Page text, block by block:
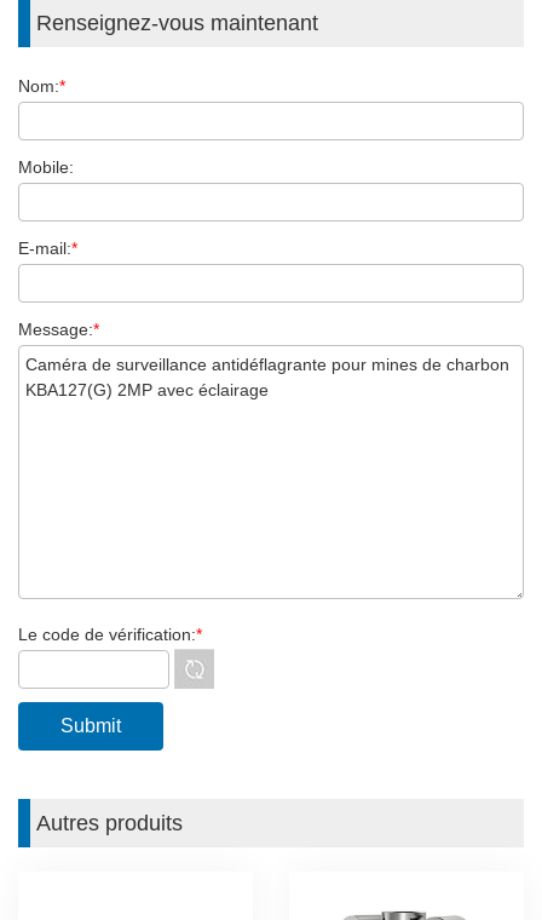
Renseignez-vous maintenant
Nom:*
Mobile:
E-mail:*
Message:*
Le code de vérification:*
Autres produits